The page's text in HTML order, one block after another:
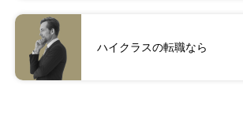
ハイクラスの転職なら